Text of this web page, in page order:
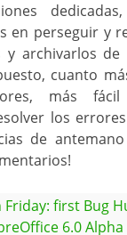
en perseguir y
y archivarlos de
cuanto
más
los
de
Friday: first Bug
6.0 Alpha